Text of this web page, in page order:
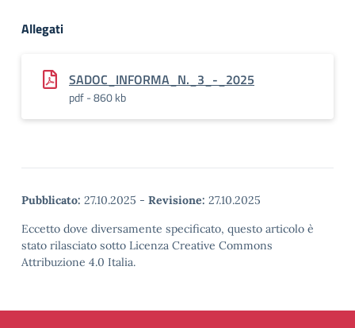
Allegati
SADOC_INFORMA_N._3_-_2025
pdf - 860 kb
Pubblicato: 27.10.2025 - Revisione: 27.10.2025
Eccetto dove diversamente specificato, questo articolo è
stato rilasciato sotto Licenza Creative Commons
Attribuzione 4.0 Italia.